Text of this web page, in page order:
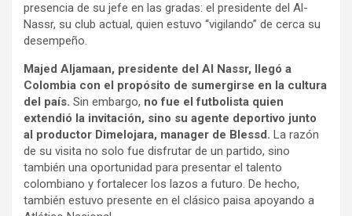
presencia de su jefe en las gradas: el presidente del Al-
Nassr, su club actual, quien estuvo “vigilando” de cerca su
desempeño.
Majed Aljamaan, presidente del Al Nassr, llegó a
Colombia con el propósito de sumergirse en la cultura
del país. Sin embargo, no fue el futbolista quien
extendió la invitación, sino su agente deportivo junto
al productor Dimelojara, manager de Blessd. La razón
de su visita no solo fue disfrutar de un partido, sino
también una oportunidad para presentar el talento
colombiano y fortalecer los lazos a futuro. De hecho,
también estuvo presente en el clásico paisa apoyando a